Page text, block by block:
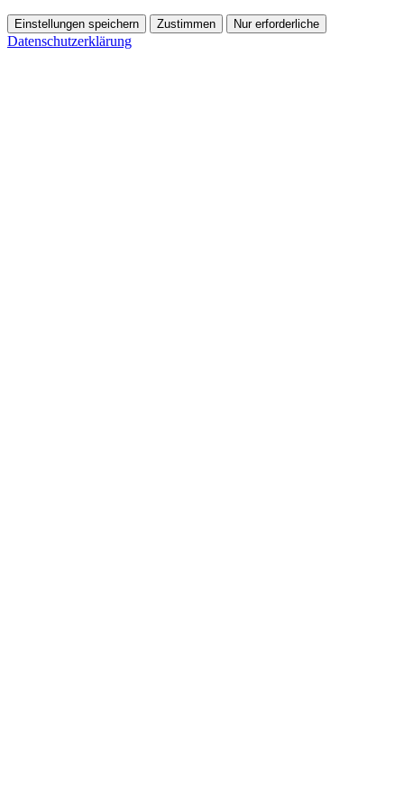
Einstellungen speichern Zustimmen Nur erforderliche
Datenschutzerklärung